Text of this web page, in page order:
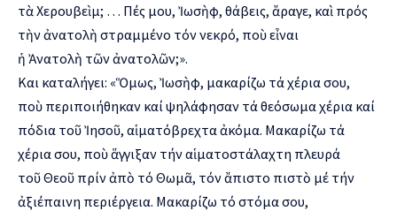
τὰ Χερουβεὶμ; … Πές μου, Ἰωσὴφ, θάβεις, ἄραγε, καὶ πρός
τὴν ἀνατολὴ στραμμένο τόν νεκρό, ποὺ εἶναι
ἡ Ἀνατολὴ τῶν ἀνατολῶν;».
Και καταλήγει: «Ὅμως, Ἰωσὴφ, μακαρίζω τά χέρια σου,
ποὺ περιποιήθηκαν καί ψηλάφησαν τά θεόσωμα χέρια καί
πόδια τοῦ Ἰησοῦ, αἱματόβρεχτα ἀκόμα. Μακαρίζω τά
χέρια σου, ποὺ ἅγγιξαν τήν αἱματοστάλαχτη πλευρά
τοῦ Θεοῦ πρίν ἀπὸ τό Θωμᾶ, τόν ἄπιστο πιστὸ μέ τήν
ἀξιέπαινη περιέργεια. Μακαρίζω τό στόμα σου,